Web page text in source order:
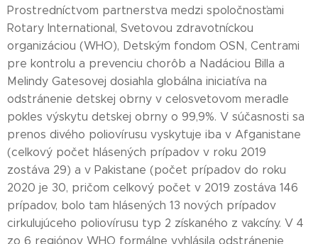
Prostredníctvom partnerstva medzi spoločnosťami
Rotary International, Svetovou zdravotníckou
organizáciou (WHO), Detským fondom OSN, Centrami
pre kontrolu a prevenciu chorôb a Nadáciou Billa a
Melindy Gatesovej dosiahla globálna iniciatíva na
odstránenie detskej obrny v celosvetovom meradle
pokles výskytu detskej obrny o 99,9%. V súčasnosti sa
prenos divého poliovírusu vyskytuje iba v Afganistane
(celkový počet hlásených prípadov v roku 2019
zostáva 29) a v Pakistane (počet prípadov do roku
2020 je 30, pričom celkový počet v 2019 zostáva 146
prípadov, bolo tam hlásených 13 nových prípadov
cirkulujúceho poliovírusu typ 2 získaného z vakcíny. V 4
zo 6 regiónov WHO formálne vyhlásila odstránenie